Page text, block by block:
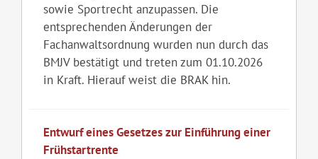
sowie Sportrecht anzupassen. Die
entsprechenden Änderungen der
Fachanwaltsordnung wurden nun durch das
BMJV bestätigt und treten zum 01.10.2026
in Kraft. Hierauf weist die BRAK hin.
Entwurf eines Gesetzes zur Einführung einer
Frühstartrente